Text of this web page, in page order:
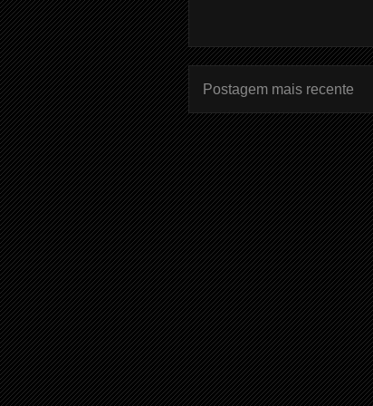
Postagem mais recente